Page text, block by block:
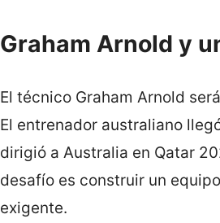
Graham Arnold y
El técnico Graham Arnold
El entrenador australiano
dirigió a Australia en Qatar
desafío es construir un
exigente.